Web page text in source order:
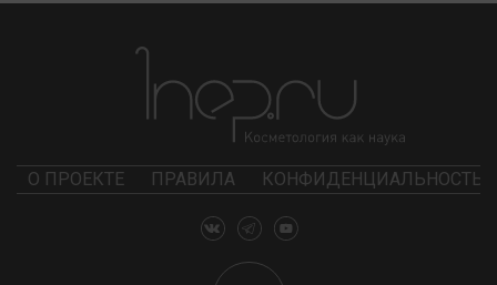
О ПРОЕКТЕ ПРАВИЛА КОНФИДЕНЦИАЛЬНОСТЬ